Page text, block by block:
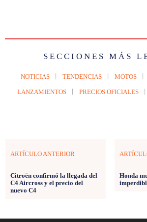
SECCIONES MÁS
NOTICIAS TENDENCIAS MOTOS
LANZAMIENTOS PRECIOS OFICIALES
ARTÍCULO ANTERIOR
Citroën confirmó la llegada del
C4 Aircross y el precio del
nuevo C4
Honda